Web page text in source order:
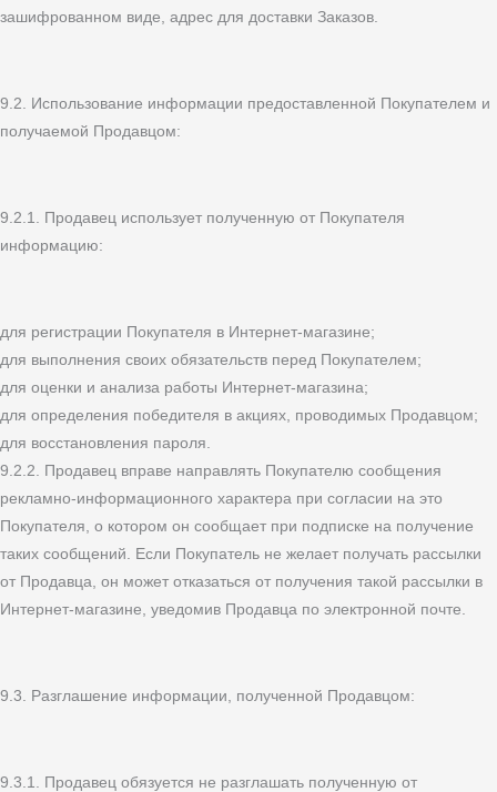
зашифрованном виде, адрес для доставки Заказов.
9.2. Использование информации предоставленной Покупателем и
получаемой Продавцом:
9.2.1. Продавец использует полученную от Покупателя
информацию:
для регистрации Покупателя в Интернет-магазине;
для выполнения своих обязательств перед Покупателем;
для оценки и анализа работы Интернет-магазина;
для определения победителя в акциях, проводимых Продавцом;
для восстановления пароля.
9.2.2. Продавец вправе направлять Покупателю сообщения
рекламно-информационного характера при согласии на это
Покупателя, о котором он сообщает при подписке на получение
таких сообщений. Если Покупатель не желает получать рассылки
от Продавца, он может отказаться от получения такой рассылки в
Интернет-магазине, уведомив Продавца по электронной почте.
9.3. Разглашение информации, полученной Продавцом:
9.3.1. Продавец обязуется не разглашать полученную от